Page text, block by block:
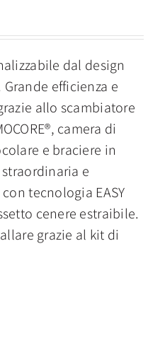
dal design
efficienza e
allo scambiatore
camera di
e braciere in
e
tecnologia EASY
cenere estraibile.
grazie al kit di